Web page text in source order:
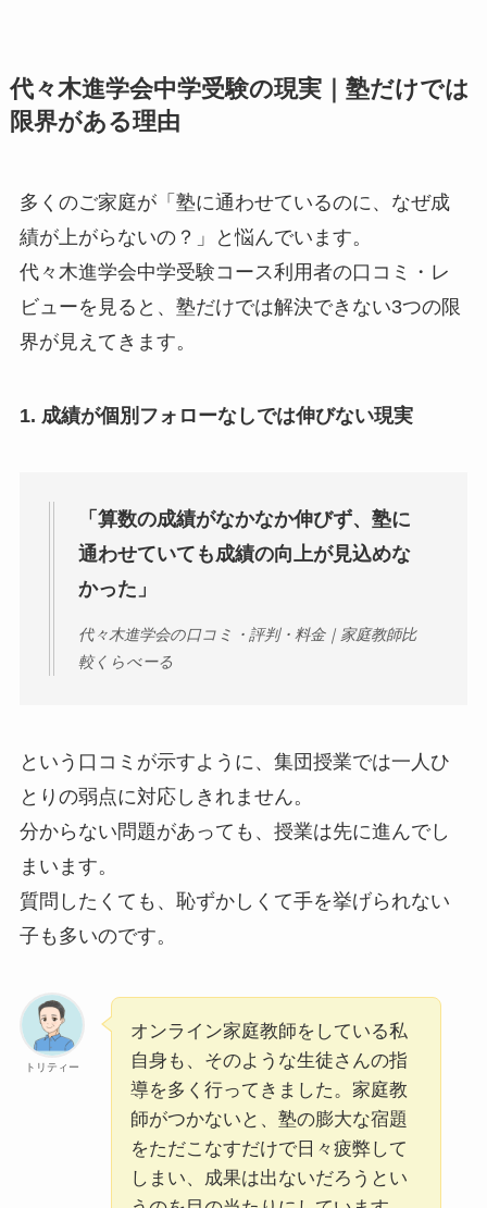
代々木進学会中学受験の現実｜塾だけでは
限界がある理由
多くのご家庭が「塾に通わせているのに、なぜ成
績が上がらないの？」と悩んでいます。
代々木進学会中学受験コース利用者の口コミ・レ
ビューを見ると、塾だけでは解決できない3つの限
界が見えてきます。
1. 成績が個別フォローなしでは伸びない現実
「算数の成績がなかなか伸びず、塾に
通わせていても成績の向上が見込めな
かった」
代々木進学会の口コミ・評判・料金｜家庭教師比
較くらべーる
という口コミが示すように、集団授業では一人ひ
とりの弱点に対応しきれません。
分からない問題があっても、授業は先に進んでし
まいます。
質問したくても、恥ずかしくて手を挙げられない
子も多いのです。
トリティー
オンライン家庭教師をしている私
自身も、そのような生徒さんの指
導を多く行ってきました。家庭教
師がつかないと、塾の膨大な宿題
をただこなすだけで日々疲弊して
しまい、成果は出ないだろうとい